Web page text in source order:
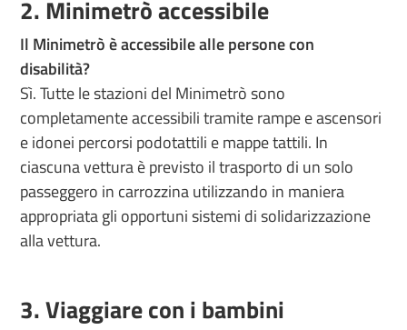
2. Minimetrò accessibile
Il Minimetrò è accessibile alle persone con
disabilità?
Sì. Tutte le stazioni del Minimetrò sono
completamente accessibili tramite rampe e ascensori
e idonei percorsi podotattili e mappe tattili. In
ciascuna vettura è previsto il trasporto di un solo
passeggero in carrozzina utilizzando in maniera
appropriata gli opportuni sistemi di solidarizzazione
alla vettura.
3. Viaggiare con i bambini